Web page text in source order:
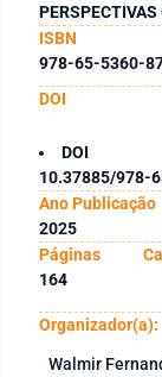
PERSPECTIVAS
ISBN
978-65-5360-
DOI
DOI
10.37885/978-
Ano Publicação
2025
Páginas
164
Organizador(a):
Walmir